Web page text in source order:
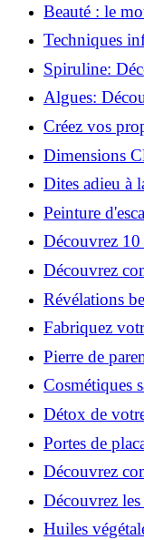
Beauté : le
Techniques
Spiruline:
revitaliser les
Algues:
la santé et la
Créez vos
de la
Dimensions
salle de bains!
Dites adieu à
vie plus
Peinture
tutoriel facile
Découvrez
Naturelle
Découvrez
incitent à être
Révélations
insoupçonnés
Fabriquez
simple et
Pierre de
infaillibles
Cosmétiques
possible?
Détox de
ingrédients
Portes de
le meilleur
Découvrez
naturellement:
Découvrez
le fer: Top 12
Huiles